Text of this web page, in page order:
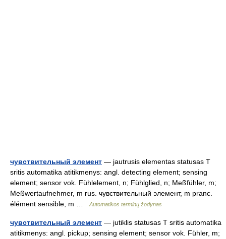
чувствительный элемент — jautrusis elementas statusas T
sritis automatika atitikmenys: angl. detecting element; sensing
element; sensor vok. Fühlelement, n; Fühlglied, n; Meßfühler, m;
Meßwertaufnehmer, m rus. чувствительный элемент, m pranc.
élément sensible, m …
Automatikos terminų žodynas
чувствительный элемент — jutiklis statusas T sritis automatika
atitikmenys: angl. pickup; sensing element; sensor vok. Fühler, m;